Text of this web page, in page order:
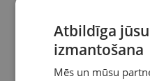
Atbildīga
izmantošana
Mēs un mūsu